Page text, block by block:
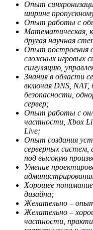
Опыт
ширине
Опыт работы с
Математическая,
другая научная
Опыт построения
сложных игровых
симуляцию,
Знания в области
включая DNS NAT,
безопасности,
сервер;
Опыт работы с
частности, Xbox
Live;
Опыт создания
серверных
под высокую
Умение
Хорошее
дизайна;
Желательно –
Желательно –
частности,